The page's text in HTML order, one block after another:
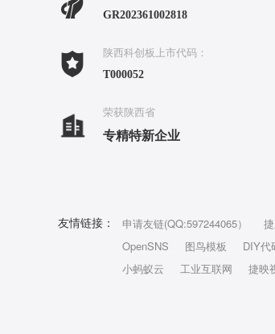
GR202361002818
陕西科创板上市代码：
T000052
荣获陕西省
专精特新企业
友情链接： 申请友链(QQ:597244065）
OpenSNS
图鸟模板 DIY代
小蚂蚁云
工业互联网 捷映